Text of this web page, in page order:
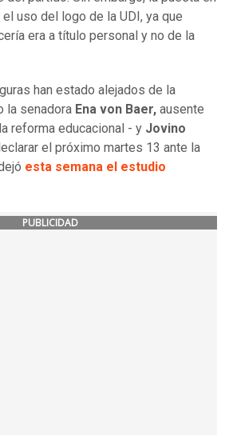
uso del logo de la UDI, ya que
era a título personal y no de la
han estado alejados de la
la senadora Ena von Baer, ausente
reforma educacional - y Jovino
el próximo martes 13 ante la
esta semana el estudio
PUBLICIDAD